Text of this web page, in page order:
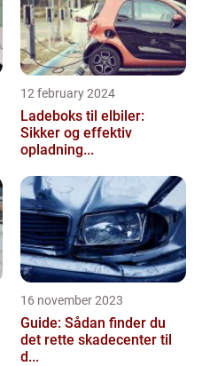
12 february 2024
Ladeboks til elbiler:
Sikker og effektiv
opladning...
16 november 2023
Guide: Sådan finder du
det rette skadecenter til
d...